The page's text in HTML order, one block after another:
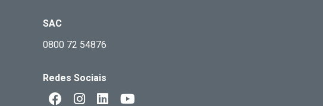
SAC
0800 72 54876
Redes Sociais